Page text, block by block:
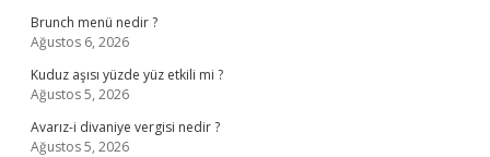
Brunch menü nedir ?
Ağustos 6, 2026
Kuduz aşısı yüzde yüz etkili mi ?
Ağustos 5, 2026
Avarız-i divaniye vergisi nedir ?
Ağustos 5, 2026